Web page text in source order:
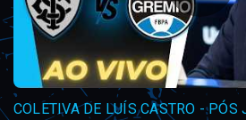
COLETIVA DE LUÍS CASTRO - PÓS